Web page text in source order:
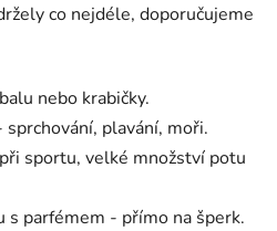
co nejdéle, doporučujeme
nebo krabičky.
plavání, moři.
sportu, velké množství potu
s parfémem - přímo na šperk.